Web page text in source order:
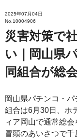
2025年07月04日
No.10004906
災害対策で
い｜岡山県
同組合が総
岡山県パチンコ・パ
組合は6月30日、ホ
ィア岡山で通常総会
冒頭のあいさつで